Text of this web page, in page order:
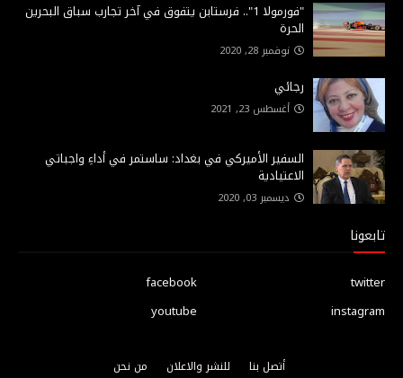
"فورمولا 1".. فرستابن يتفوق في آخر تجارب سباق البحرين
الحرة
نوفمبر 28, 2020
رجائي
أغسطس 23, 2021
السفير الأميركي في بغداد: ساستمر في أداءِ واجباتي
الاعتيادية
ديسمبر 03, 2020
تابعونا
facebook
twitter
youtube
instagram
أتصل بنا للنشر والاعلان من نحن